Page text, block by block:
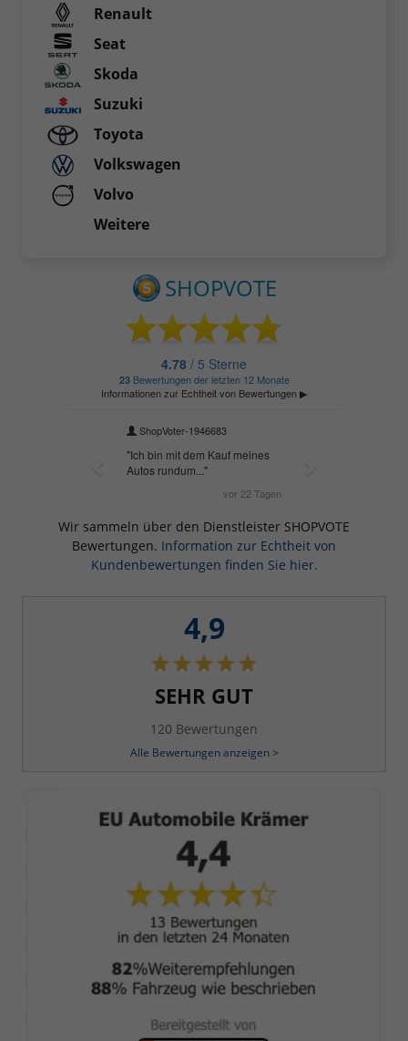
Renault
Seat
Skoda
Suzuki
Toyota
Volkswagen
Volvo
Weitere
Wir sammeln über den Dienstleister SHOPVOTE
Bewertungen. Information zur Echtheit von
Kundenbewertungen finden Sie hier.
4,9
SEHR GUT
120 Bewertungen
Alle Bewertungen anzeigen >